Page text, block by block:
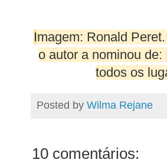
Imagem: Ronald
o autor a nominou
todos os
Posted by Wilma Rejane
10 comentários: